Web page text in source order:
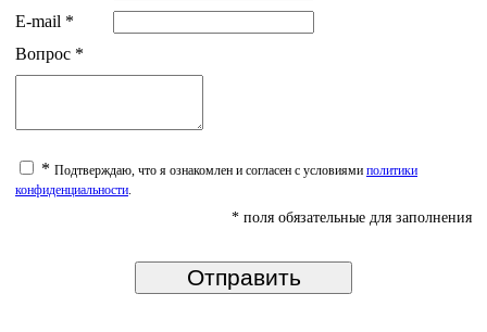
E-mail *
Вопрос *
* Подтверждаю, что я ознакомлен и согласен с условиями политики
конфиденциальности.
* поля обязательные для заполнения